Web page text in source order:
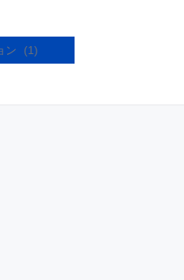
ン (1)